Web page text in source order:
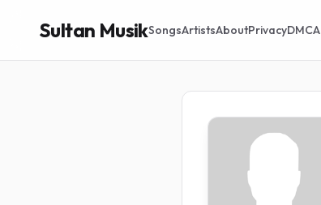
Sultan MusikSongsArtistsAboutPrivacyDMCA